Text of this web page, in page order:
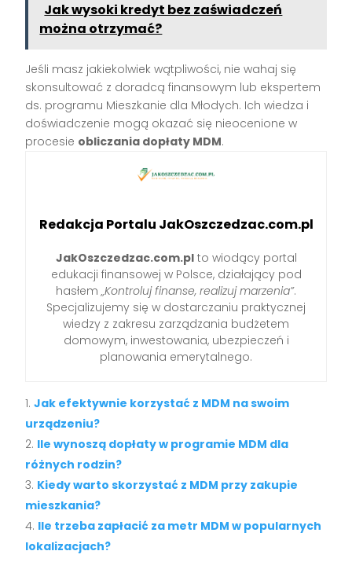
Jak wysoki kredyt bez zaświadczeń
można otrzymać?
Jeśli masz jakiekolwiek wątpliwości, nie wahaj się
skonsultować z doradcą finansowym lub ekspertem
ds. programu Mieszkanie dla Młodych. Ich wiedza i
doświadczenie mogą okazać się nieocenione w
procesie obliczania dopłaty MDM.
Redakcja Portalu JakOszczedzac.com.pl
JakOszczedzac.com.plto wiodący portal
edukacji finansowej w Polsce, działający pod
hasłem „Kontroluj finanse, realizuj marzenia”.
Specjalizujemy się w dostarczaniu praktycznej
wiedzy z zakresu zarządzania budżetem
domowym, inwestowania, ubezpieczeń i
planowania emerytalnego.
Jak efektywnie korzystać z MDM na swoim
urządzeniu?
Ile wynoszą dopłaty w programie MDM dla
różnych rodzin?
Kiedy warto skorzystać z MDM przy zakupie
mieszkania?
Ile trzeba zapłacić za metr MDM w popularnych
lokalizacjach?